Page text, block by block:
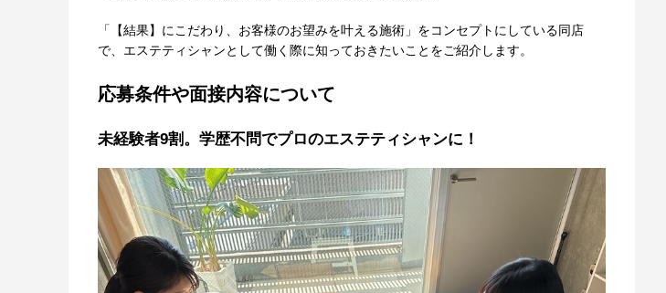
「【結果】にこだわり、お客様のお望みを叶える施術」をコンセプトにしている同店
で、エステティシャンとして働く際に知っておきたいことをご紹介します。
応募条件や面接内容について
未経験者9割。学歴不問でプロのエステティシャンに！